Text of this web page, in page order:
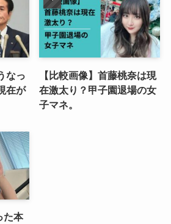
なっ
在が
【比較画像】首藤桃奈は現
在激太り？甲子園退場の女
子マネ。
た本